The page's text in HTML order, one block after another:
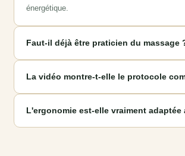
énergétique.
Faut-il déjà être praticien du massage
La vidéo montre-t-elle le protocole
L'ergonomie est-elle vraiment adaptée